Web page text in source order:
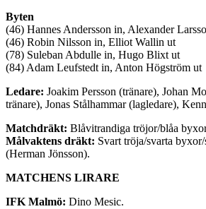
Byten
(46) Hannes Andersson in, Alexander
(46) Robin Nilsson in, Elliot Wallin ut
(78) Suleban Abdulle in, Hugo Blixt ut
(84) Adam Leufstedt in, Anton Högström ut
Ledare: Joakim Persson (tränare), Johan
tränare), Jonas Stålhammar (lagledare),
Matchdräkt: Blåvitrandiga tröjor/blåa
Målvaktens dräkt: Svart tröja/svarta
(Herman Jönsson).
MATCHENS LIRARE
IFK Malmö: Dino Mesic.